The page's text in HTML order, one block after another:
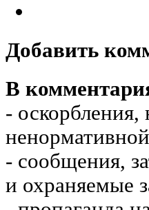
Добавить
В
-
- сообщения,
и охраняемые